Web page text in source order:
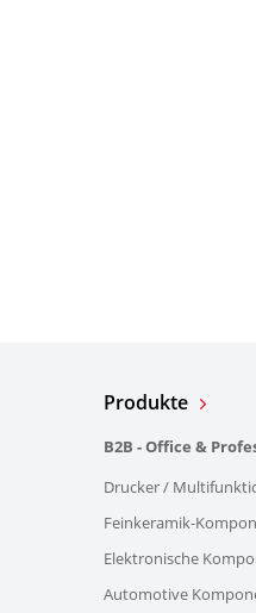
Produkte
B2B - Office &
Drucker /
Feinkeramik-
Elektronische
Automotive